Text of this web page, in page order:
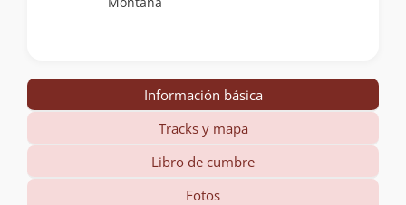
Información básica
Tracks y mapa
Libro de cumbre
Fotos